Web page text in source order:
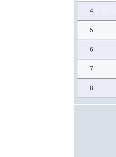
4
5
6
7
8